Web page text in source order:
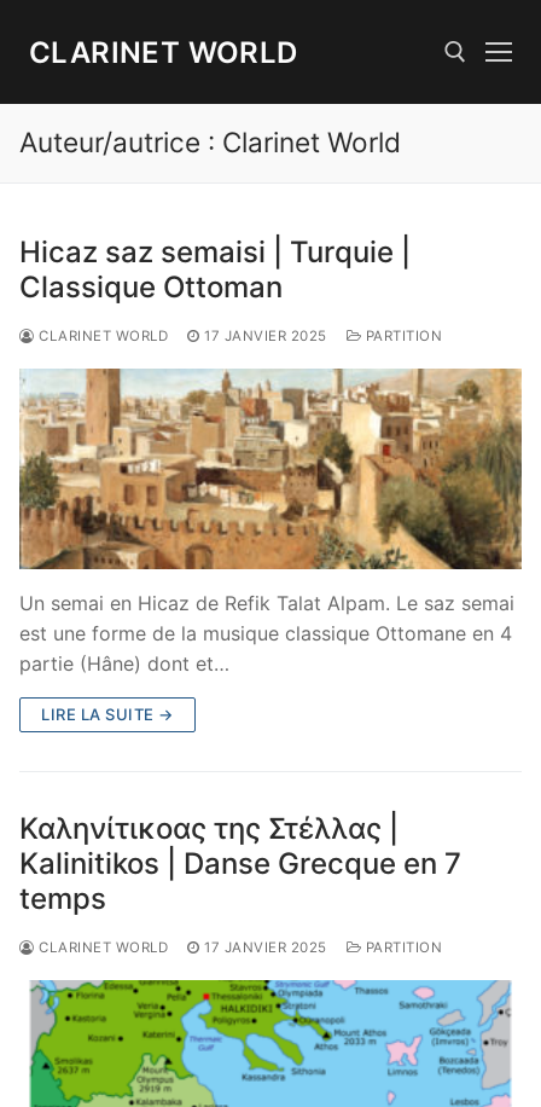
CLARINET WORLD
Rechercher :
Auteur/autrice : Clarinet World
Hicaz saz semaisi | Turquie |
Classique Ottoman
CLARINET WORLD 17 JANVIER 2025 PARTITION
Un semai en Hicaz de Refik Talat Alpam. Le saz semai
est une forme de la musique classique Ottomane en 4
partie (Hâne) dont et…
LIRE LA SUITE →
Καληνίτικοας της Στέλλας |
Kalinitikos | Danse Grecque en 7
temps
CLARINET WORLD 17 JANVIER 2025 PARTITION